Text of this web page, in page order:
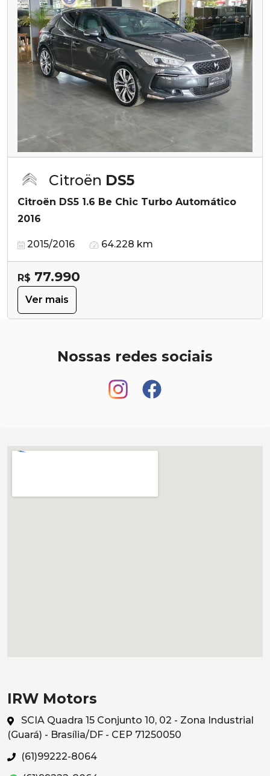
Citroën DS5
Citroën DS5 1.6 Be Chic Turbo Automático
2016
2015/2016 64.228 km
R$ 77.990
Ver mais
Nossas redes sociais
IRW Motors
SCIA Quadra 15 Conjunto 10, 02 - Zona Industrial
(Guará) - Brasília/DF - CEP 71250050
(61)99222-8064